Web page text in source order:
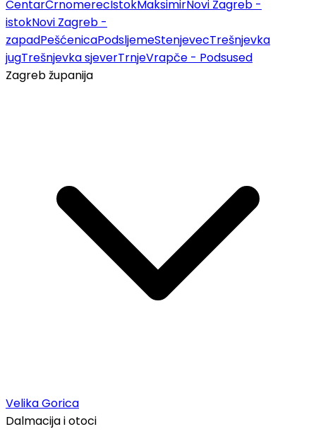
CentarČrnomerecIstokMaksimirNovi Zagreb -
istokNovi Zagreb -
zapadPešćenicaPodsljemeStenjevecTrešnjevka
jugTrešnjevka sjeverTrnjeVrapče - Podsused
Zagreb županija
Velika Gorica
Dalmacija i otoci